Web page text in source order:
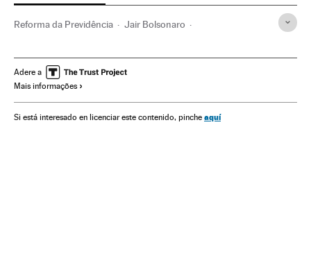
Reforma da Previdência Jair Bolsonaro
Aposentadoria Desigualdade social
Brasil Governo Brasil
Governo Relações trabalhistas América
Adere a
Mais informações
Si está interesado en licenciar este contenido, pinche aquí